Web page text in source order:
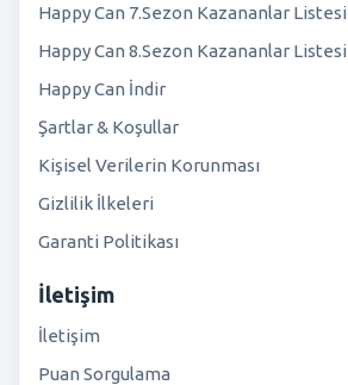
Happy Can 7.Sezon Kazananlar Listesi
Happy Can 8.Sezon Kazananlar Listesi
Happy Can İndir
Şartlar & Koşullar
Kişisel Verilerin Korunması
Gizlilik İlkeleri
Garanti Politikası
İletişim
İletişim
Puan Sorgulama